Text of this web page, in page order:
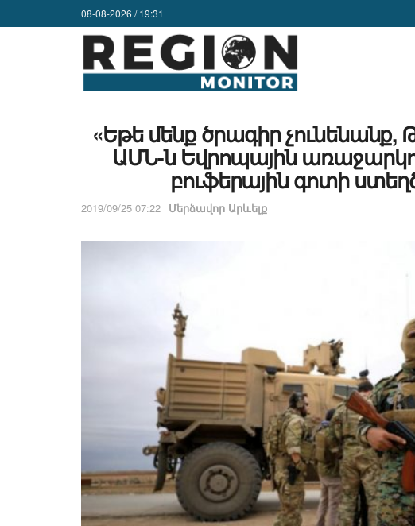
08-08-2026 / 19:31
«Եթե մենք ծրագիր
ԱՄՆ-ն Եվրոպային
բուֆերային գոտի
2019/09/25 07:22 Մերձավոր Արևելք